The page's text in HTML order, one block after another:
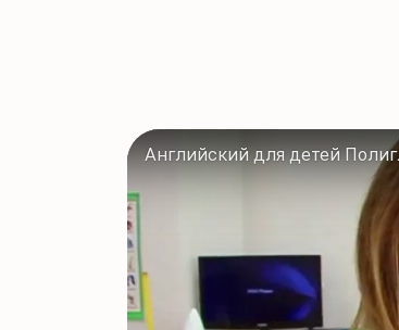
Английский для детей